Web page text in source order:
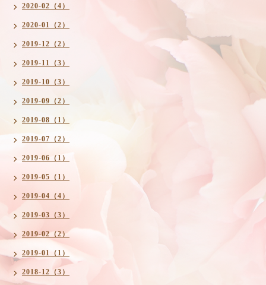
2020-02（4）
2020-01（2）
2019-12（2）
2019-11（3）
2019-10（3）
2019-09（2）
2019-08（1）
2019-07（2）
2019-06（1）
2019-05（1）
2019-04（4）
2019-03（3）
2019-02（2）
2019-01（1）
2018-12（3）